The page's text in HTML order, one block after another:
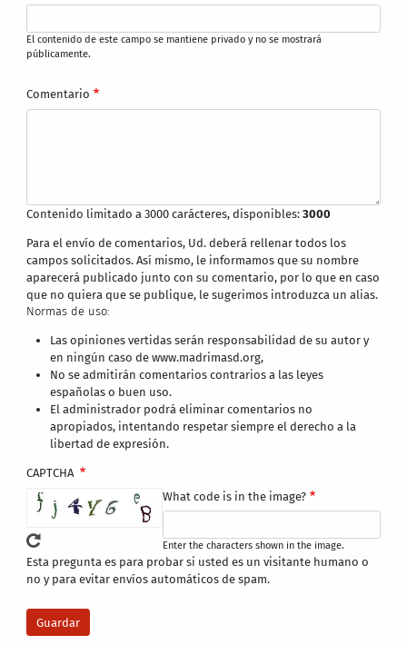
El contenido de este campo se mantiene privado y no se mostrará
públicamente.
Comentario
Contenido limitado a 3000 carácteres, disponibles:3000
Para el envío de comentarios, Ud. deberá rellenar todos los
campos solicitados. Así mismo, le informamos que su nombre
aparecerá publicado junto con su comentario, por lo que en caso
que no quiera que se publique, le sugerimos introduzca un alias.
Normas de uso:
Las opiniones vertidas serán responsabilidad de su autor y
en ningún caso de www.madrimasd.org,
No se admitirán comentarios contrarios a las leyes
españolas o buen uso.
El administrador podrá eliminar comentarios no
apropiados, intentando respetar siempre el derecho a la
libertad de expresión.
CAPTCHA
What code is in the image?
Enter the characters shown in the image.
Esta pregunta es para probar si usted es un visitante humano o
no y para evitar envíos automáticos de spam.